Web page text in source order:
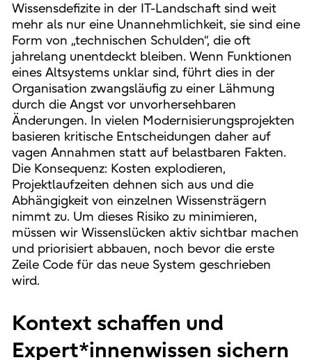
Wissensdefizite in der IT-Landschaft sind weit
mehr als nur eine Unannehmlichkeit, sie sind eine
Form von „technischen Schulden“, die oft
jahrelang unentdeckt bleiben. Wenn Funktionen
eines Altsystems unklar sind, führt dies in der
Organisation zwangsläufig zu einer Lähmung
durch die Angst vor unvorhersehbaren
Änderungen. In vielen Modernisierungsprojekten
basieren kritische Entscheidungen daher auf
vagen Annahmen statt auf belastbaren Fakten.
Die Konsequenz: Kosten explodieren,
Projektlaufzeiten dehnen sich aus und die
Abhängigkeit von einzelnen Wissensträgern
nimmt zu. Um dieses Risiko zu minimieren,
müssen wir Wissenslücken aktiv sichtbar machen
und priorisiert abbauen, noch bevor die erste
Zeile Code für das neue System geschrieben
wird.
Kontext schaffen und
Expert*innenwissen sichern